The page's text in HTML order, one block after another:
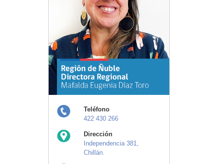
Teléfono
422 430 266
Dirección
Independencia 381,
Chillán.